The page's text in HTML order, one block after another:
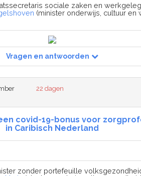
sociale zaken en
(minister onderwijs, cultuur en
Vragen en antwoorden
22 dagen
covid-19-bonus voor
in Caribisch Nederland
zonder portefeuille